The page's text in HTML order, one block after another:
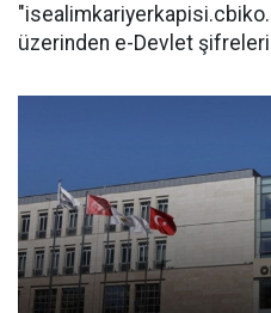
üzerinden e-Devlet